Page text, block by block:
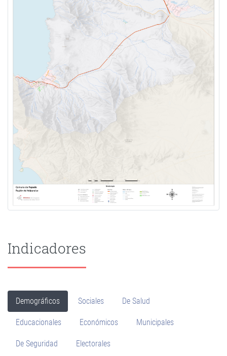
Indicadores
Demográficos Sociales De Salud
Educacionales Económicos Municipales
De Seguridad Electorales